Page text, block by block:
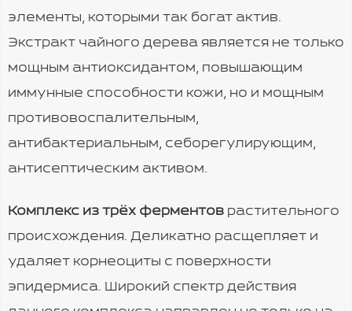
элементы, которыми так богат актив.
Экстракт чайного дерева является не только
мощным антиоксидантом, повышающим
иммунные способности кожи, но и мощным
противовоспалительным,
антибактериальным, себорегулирующим,
антисептическим активом.
Комплекс из трёх ферментов растительного
происхождения. Деликатно расщепляет и
удаляет корнеоциты с поверхности
эпидермиса. Широкий спектр действия